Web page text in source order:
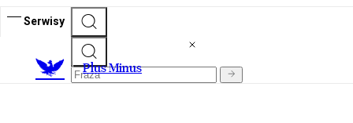
Serwisy
Plus Minus